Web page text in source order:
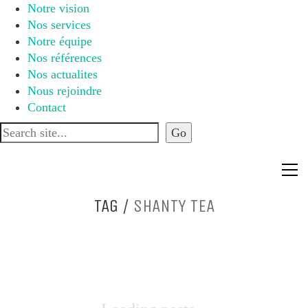
Notre vision
Nos services
Notre équipe
Nos références
Nos actualites
Nous rejoindre
Contact
TAG / SHANTY TEA